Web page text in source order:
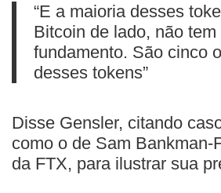
“E a maioria desses
Bitcoin de lado, não tem
fundamento. São cinco
desses tokens”
Disse Gensler, citando
como o de Sam Bankman-
da FTX, para ilustrar sua